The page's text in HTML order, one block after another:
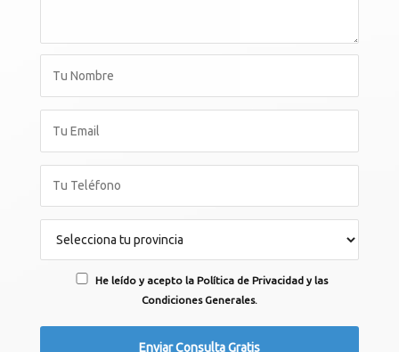
He leído y acepto la Política de Privacidad y las
Condiciones Generales.